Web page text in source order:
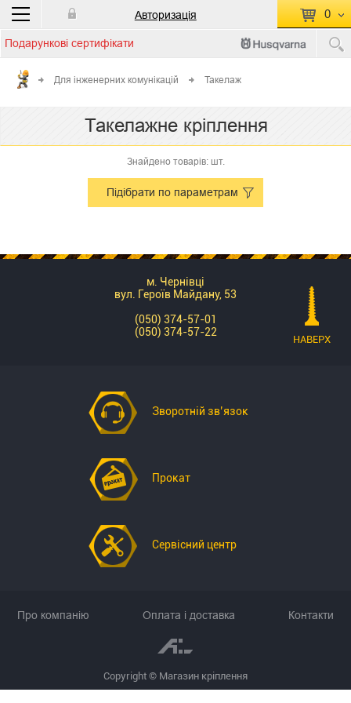
Авторизація 0
КОШИК ПУСТИЙ
до кошику
Подарункові сертифікати
Для інженерних комунікацій Такелаж
Такелажне кріплення
Знайдено товарів: шт.
Підібрати по параметрам
м. Чернівці
вул. Героїв Майдану, 53
(050) 374-57-01
(050) 374-57-22
Зворотній зв’язок
Прокат
Сервісний центр
НАВЕРХ
Copyright © Магазин кріплення
Про компанію Оплата і доставка Контакти